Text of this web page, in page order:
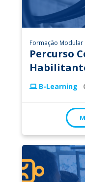
Formação Modular
Percurso
B-Learning